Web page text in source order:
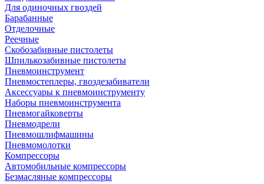
Для одиночных гвоздей
Барабанные
Отделочные
Реечные
Скобозабивные пистолеты
Шпилькозабивные пистолеты
Пневмоинструмент
Пневмостеплеры, гвоздезабиватели
Аксессуары к пневмоинструменту
Наборы пневмоинструмента
Пневмогайковерты
Пневмодрели
Пневмошлифмашины
Пневмомолотки
Компрессоры
Автомобильные компрессоры
Безмасляные компрессоры